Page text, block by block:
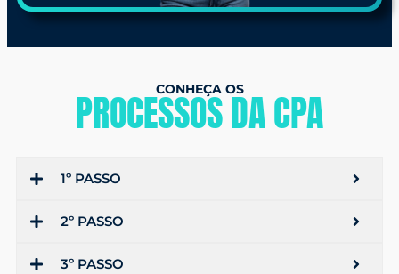
CONHEÇA OS
PROCESSOS DA CPA
1º PASSO
2º PASSO
3º PASSO